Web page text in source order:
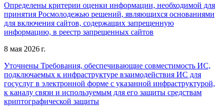
Определены критерии оценки информации, необходимой для
принятия Росмолодежью решений, являющихся основаниями
для включения сайтов, содержащих запрещенную
информацию, в реестр запрещенных сайтов
8 мая 2026 г.
Уточнены Требования, обеспечивающие совместимость ИС,
подключаемых к инфраструктуре взаимодействия ИС для
госуслуг в электронной форме с указанной инфраструктурой,
к каналу связи и используемым для его защиты средствам
криптографической защиты